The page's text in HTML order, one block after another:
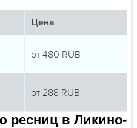
Цена
от 480 RUB
от 288 RUB
ресниц в Ликино-